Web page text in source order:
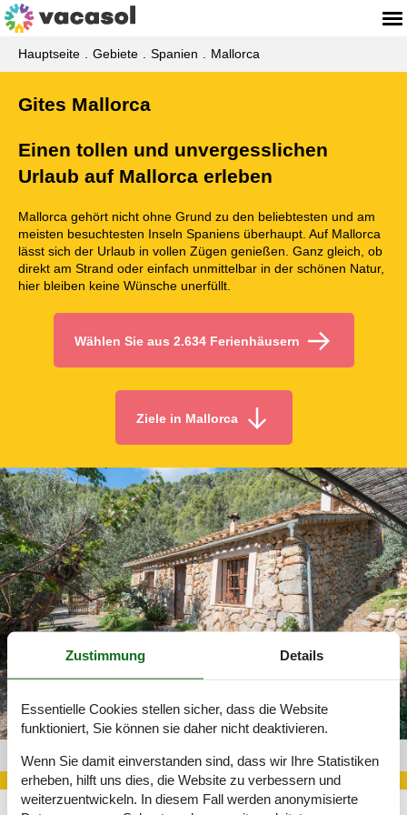
Hauptseite Gebiete Spanien Mallorca
Gites Mallorca
Einen tollen und unvergesslichen
Urlaub auf Mallorca erleben
Mallorca gehört nicht ohne Grund zu den beliebtesten und am
meisten besuchtesten Inseln Spaniens überhaupt. Auf Mallorca
lässt sich der Urlaub in vollen Zügen genießen. Ganz gleich, ob
direkt am Strand oder einfach unmittelbar in der schönen Natur,
hier bleiben keine Wünsche unerfüllt.
Wählen Sie aus 2.634 Ferienhäusern
Ziele in Mallorca
Gite Mallorca 526-2791764
Zustimmung Details
Essentielle Cookies stellen sicher, dass die Website
funktioniert, Sie können sie daher nicht deaktivieren.
Wenn Sie damit einverstanden sind, dass wir Ihre Statistiken
erheben, hilft uns dies, die Website zu verbessern und
weiterzuentwickeln. In diesem Fall werden anonymisierte